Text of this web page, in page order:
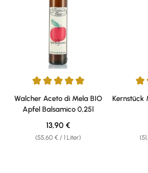
Durchschnittliche Bewertung von 5 von
Walcher Aceto di Mela BIO
Apfel Balsamico 0,25l
(55,60 € / 1 Liter)
Regulärer Preis:
13,90 €
Kernstück